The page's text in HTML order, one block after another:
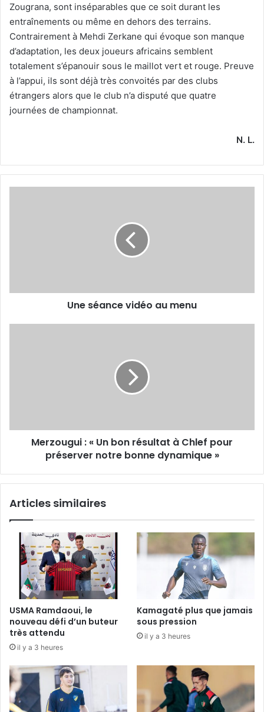
Zougrana, sont inséparables que ce soit durant les
entraînements ou même en dehors des terrains.
Contrairement à Mehdi Zerkane qui évoque son manque
d’adaptation, les deux joueurs africains semblent
totalement s’épanouir sous le maillot vert et rouge. Preuve
à l’appui, ils sont déjà très convoités par des clubs
étrangers alors que le club n’a disputé que quatre
journées de championnat.
N. L.
Une séance vidéo au menu
notre
bonne
dynamique »
Merzougui : « Un bon résultat à Chlef pour
préserver notre bonne dynamique »
Articles similaires
USMA Ramdaoui, le
nouveau défi d’un buteur
très attendu
il y a 3 heures
Kamagaté plus que jamais
sous pression
il y a 3 heures